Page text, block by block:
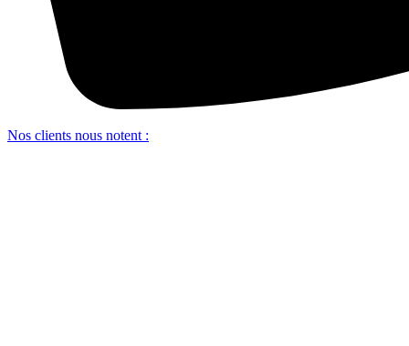
Nos clients nous notent :